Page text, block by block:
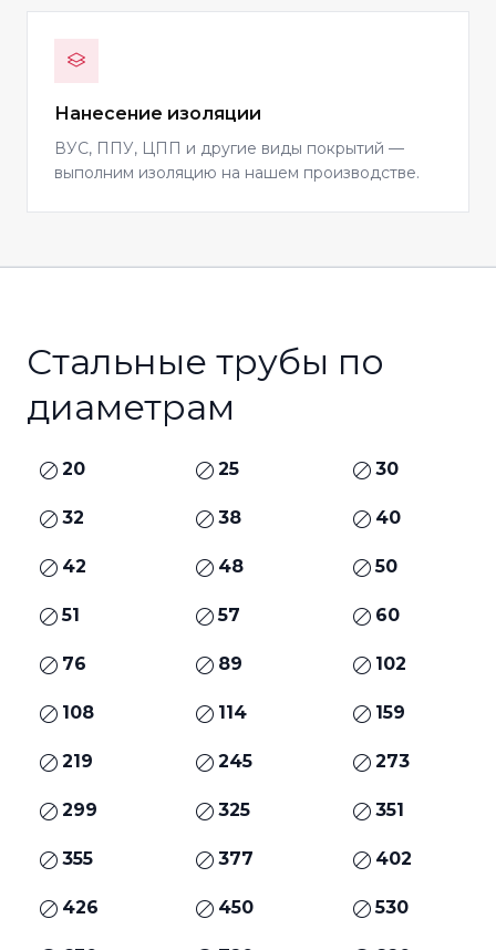
Нанесение изоляции
ВУС, ППУ, ЦПП и другие виды покрытий —
выполним изоляцию на нашем производстве.
Стальные трубы по
диаметрам
20 25 30
32 38 40
42 48 50
51 57 60
76 89 102
108 114 159
219 245 273
299 325 351
355 377 402
426 450 530